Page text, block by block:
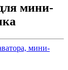
мини-